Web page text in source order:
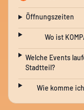
Öffnungszeiten
Wo ist
Welche Events
Stadtteil?
Wie komme